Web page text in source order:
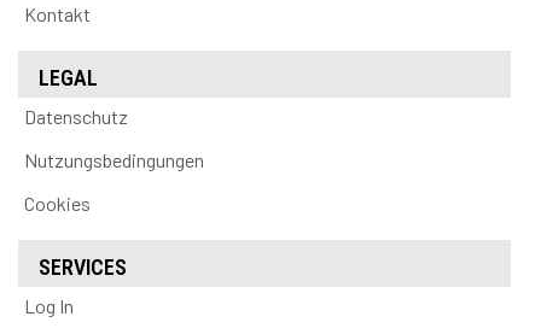
Kontakt
LEGAL
Datenschutz
Nutzungsbedingungen
Cookies
SERVICES
Log In